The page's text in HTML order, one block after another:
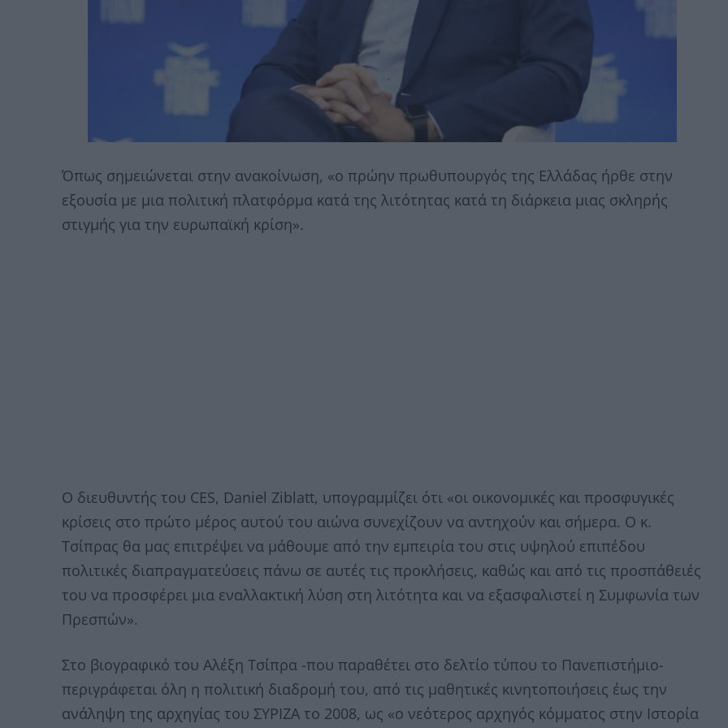
Όπως σημειώνεται στην ανακοίνωση, «ο πρώην πρωθυπουργός της Ελλάδας ήρθε στην
εξουσία με μια πολιτική πλατφόρμα κατά της λιτότητας κατά τη διάρκεια μιας σκληρής
στιγμής για την ευρωπαϊκή κρίση».
Ο διευθυντής του CES, Daniel Ziblatt, υπογραμμίζει ότι «oι οικονομικές και προσφυγικές
κρίσεις στο πρώτο μέρος αυτού του αιώνα συνεχίζουν να αντηχούν και σήμερα. O κ.
Τσίπρας θα μας επιτρέψει να μάθουμε από την εμπειρία του στις υψηλού επιπέδου
πολιτικές διαπραγματεύσεις πάνω σε αυτές τις προκλήσεις, καθώς και από τις προσπάθειές
του να προσφέρει μια εναλλακτική λύση στη λιτότητα και να εξασφαλιστεί η Συμφωνία των
Πρεσπών».
Στο βιογραφικό του Αλέξη Τσίπρα -που παραθέτει στο δελτίο τύπου το Πανεπιστήμιο-
περιγράφεται όλη η πολιτική διαδρομή του, από τις μαθητικές κινητοποιήσεις έως την
ανάληψη της αρχηγίας του ΣΥΡΙΖΑ το 2008, ως «ο νεότερος αρχηγός κόμματος στην Ιστορία